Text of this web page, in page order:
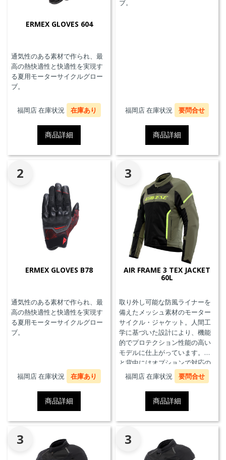
ERMEX GLOVES 604
通気性のある素材で作られ、最
高の熱快適性と快適性を実現す
る夏用モーターサイクルグロー
ブ。
福岡店 在庫状況 在庫あり
商品詳細
ブ。
福岡店 在庫状況 要問合せ
商品詳細
2
ERMEX GLOVES B78
通気性のある素材で作られ、最
高の熱快適性と快適性を実現す
る夏用モーターサイクルグロー
ブ。
福岡店 在庫状況 在庫あり
商品詳細
3
AIR FRAME 3 TEX JACKET
60L
取り外し可能な防風ライナーを
備えたメッシュ素材のモーター
サイクル・ジャケット。人間工
学に基づいた設計により、機能
的でプロテクション性能の高い
モデルに仕上がっています。胸
と背中にはオプションで対応の
プロテクターを装着することが
できます。また、防水の内ポケ
ット、EN17092クラスA認証、パ
ンツと接続可能なファスナーを
備えています。
福岡店 在庫状況 要問合せ
商品詳細
3 3